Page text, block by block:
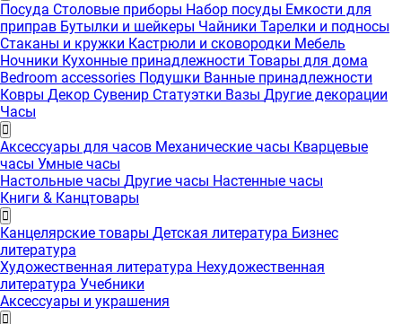
Посуда Столовые приборы Набор посуды Емкости для
приправ Бутылки и шейкеры Чайники Тарелки и подносы
Стаканы и кружки Кастрюли и сковородки Мебель
Ночники Кухонные принадлежности Товары для дома
Bedroom accessories Подушки Ванные принадлежности
Ковры Декор Сувенир Статуэтки Вазы Другие декорации
Часы
Аксессуары для часов Механические часы Кварцевые
часы Умные часы
Настольные часы Другие часы Настенные часы
Книги & Канцтовары
Канцелярские товары Детская литература Бизнес
литература
Художественная литература Нехудожественная
литература Учебники
Аксессуары и украшения